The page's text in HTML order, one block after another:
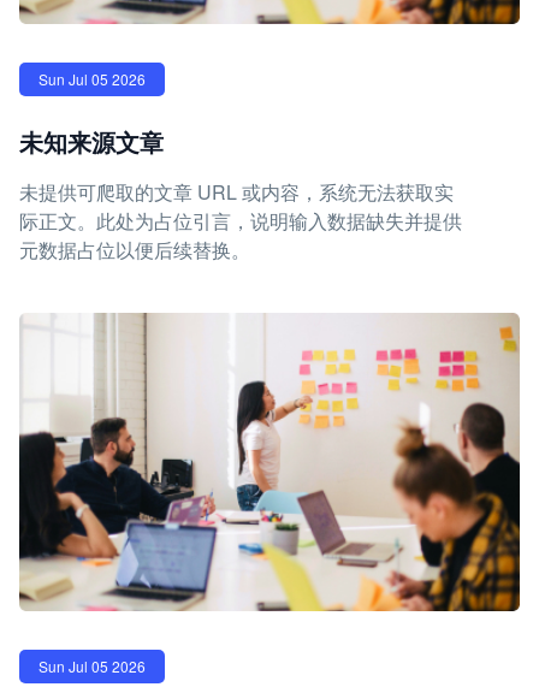
Sun Jul 05 2026
未知来源文章
未提供可爬取的文章 URL 或内容，系统无法获取实
际正文。此处为占位引言，说明输入数据缺失并提供
元数据占位以便后续替换。
Sun Jul 05 2026